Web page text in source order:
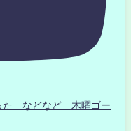
た などなど 木曜ゴー